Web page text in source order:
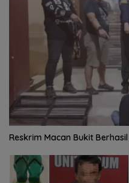
Reskrim Macan Bukit